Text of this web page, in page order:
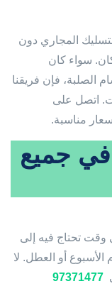
المجاري دون
سواء كان
الصلبة، فإن فريقنا
اتصل على
مناسبة.
خدمة متوفرة 24/7 في جميع
تحتاج فيه إلى
الأسبوع أو العطل. لا
97371477